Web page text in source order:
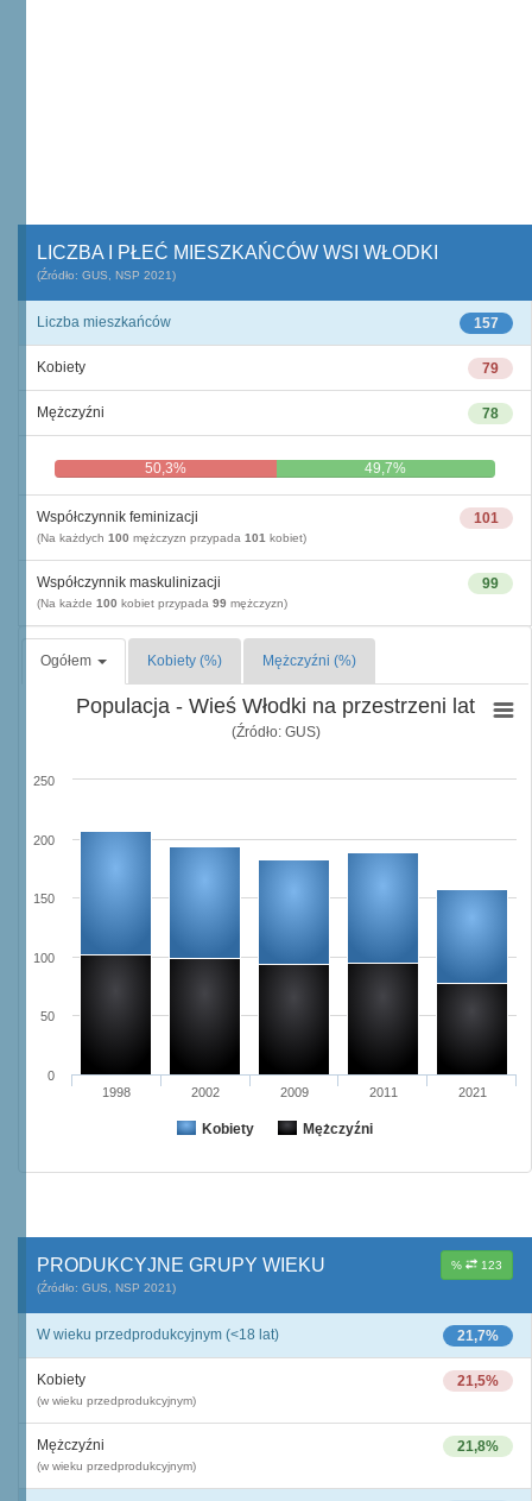
LICZBA I PŁEĆ MIESZKAŃCÓW WSI WŁODKI
(Źródło: GUS, NSP 2021)
157
Liczba mieszkańców
79
Kobiety
78
Mężczyźni
50,3% 49,7%
101
Współczynnik feminizacji
(Na każdych 100 mężczyzn przypada 101 kobiet)
99
Współczynnik maskulinizacji
(Na każde 100 kobiet przypada 99 mężczyzn)
Ogółem Kobiety (%) Mężczyźni (%)
Populacja - Wieś Włodki na przestrzeni lat
(Źródło: GUS)
Kobiety Mężczyźni
1998 2002 2009 2011 2021
0
50
100
150
200
250
% 123
PRODUKCYJNE GRUPY WIEKU
(Źródło: GUS, NSP 2021)
21,7%
W wieku przedprodukcyjnym (<18 lat)
21,5%
Kobiety
(w wieku przedprodukcyjnym)
21,8%
Mężczyźni
(w wieku przedprodukcyjnym)